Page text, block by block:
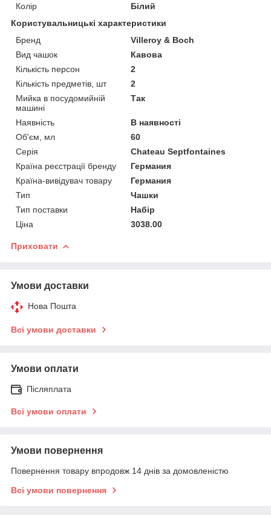
Колір
Білий
Користувальницькі характеристики
Бренд
Villeroy & Boch
Вид чашок
Кавова
Кількість персон
2
Кількість предметів, шт
2
Мийка в посудомийній
машині
Так
Наявність
В наявності
Об'єм, мл
60
Серія
Chateau Septfontaines
Країна реєстрації бренду
Германия
Країна-вивідувач товару
Германия
Тип
Чашки
Тип поставки
Набір
Ціна
3038.00
Приховати
Умови доставки
Нова Пошта
Всі умови доставки
Умови оплати
Післяплата
Всі умови оплати
Умови повернення
Повернення товару впродовж 14 днів за домовленістю
Всі умови повернення